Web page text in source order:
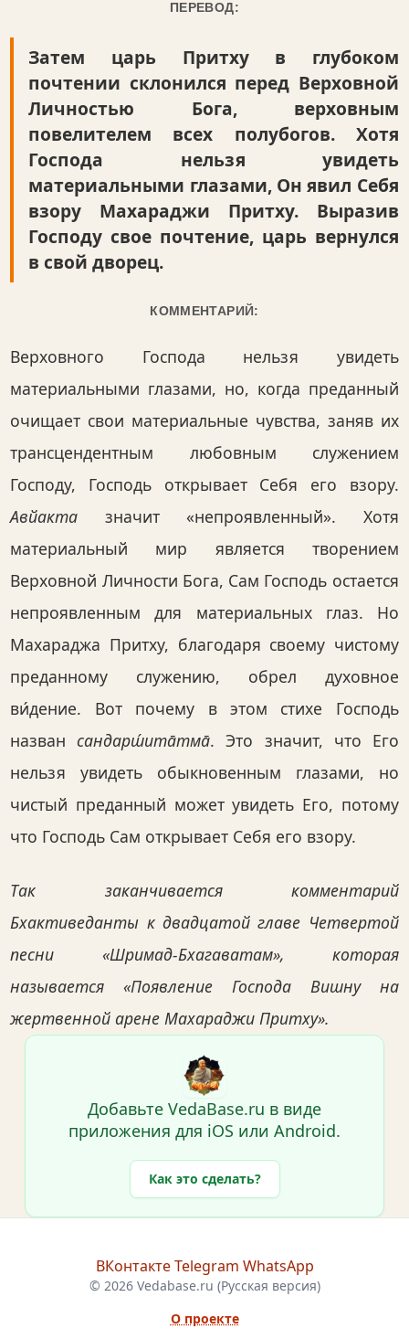
ПЕРЕВОД:
Затем царь Притху в глубоком
почтении склонился перед Верховной
Личностью Бога, верховным
повелителем всех полубогов. Хотя
Господа нельзя увидеть
материальными глазами, Он явил Себя
взору Махараджи Притху. Выразив
Господу свое почтение, царь вернулся
в свой дворец.
КОММЕНТАРИЙ:
Верховного Господа нельзя увидеть
материальными глазами, но, когда преданный
очищает свои материальные чувства, заняв их
трансцендентным любовным служением
Господу, Господь открывает Себя его взору.
Авйакта значит «непроявленный». Хотя
материальный мир является творением
Верховной Личности Бога, Сам Господь остается
непроявленным для материальных глаз. Но
Махараджа Притху, благодаря своему чистому
преданному служению, обрел духовное
ви́дение. Вот почему в этом стихе Господь
названсандарш́ита̄тма̄. Это значит, что Его
нельзя увидеть обыкновенным глазами, но
чистый преданный может увидеть Его, потому
что Господь Сам открывает Себя его взору.
Так заканчивается комментарий
Бхактиведанты к двадцатой главе Четвертой
песни «Шримад-Бхагаватам», которая
называется «Появление Господа Вишну на
жертвенной арене Махараджи Притху».
Добавьте VedaBase.ru в виде
приложения для iOS или Android.
Как это сделать?
ВКонтакте Telegram WhatsApp
© 2026 Vedabase.ru (Русская версия)
О проекте